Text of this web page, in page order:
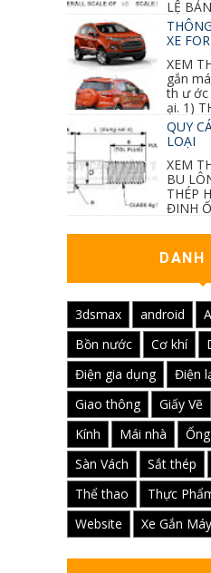
LỆ
của hình vẽ trong bản
XE
XEM
gắn
th ư ớc
ại. 1)
QUY
LOẠI
XEM
BU
THÉP
ĐINH
DANH
3dsmax android
Bồn nước
Cơ khí
Điện gia dụng
Điện
Giao thông
Giấy Vẽ
Kính
Mái nhà
Sàn Vách
Sắt thép
Thể thao
Thực
Website
Xe Gắn Máy